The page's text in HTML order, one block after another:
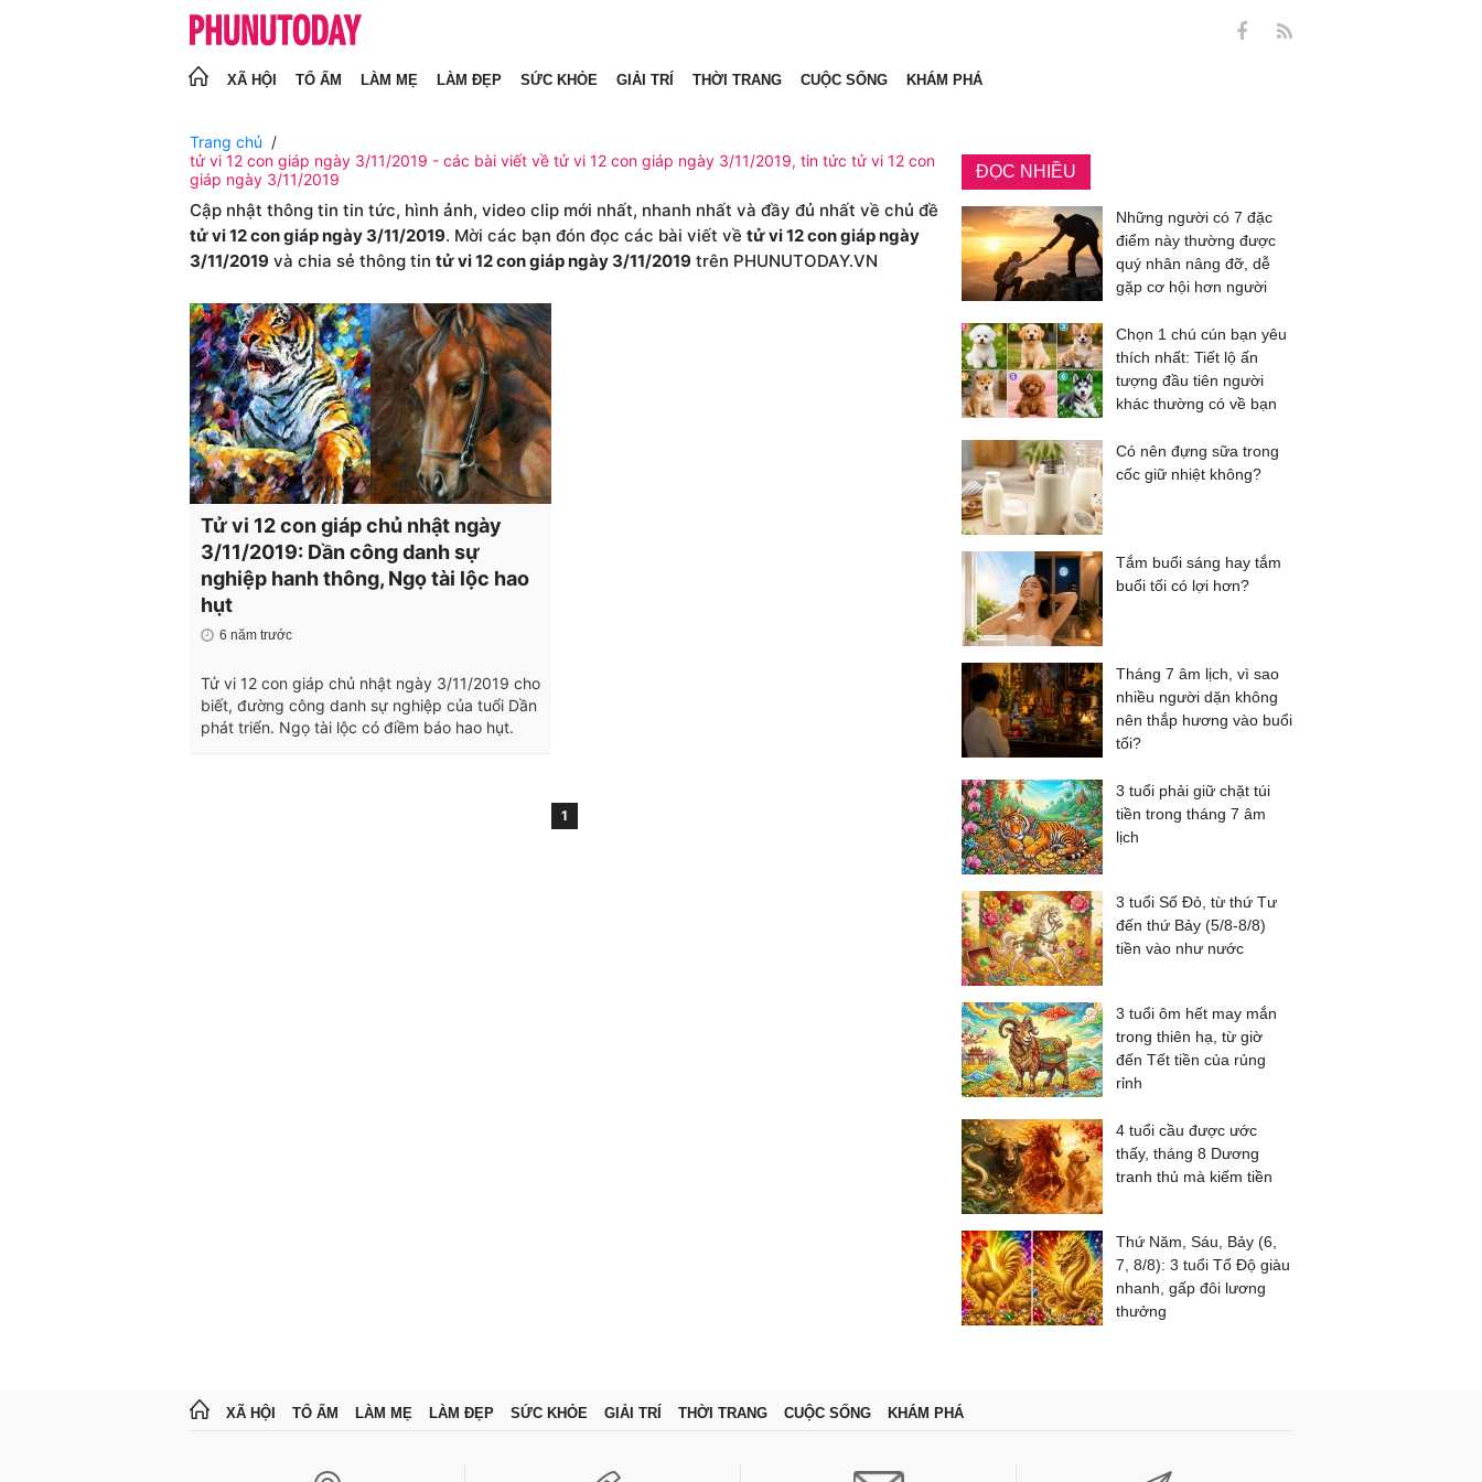
XÃ HỘI TỔ ẤM LÀM MẸ LÀM ĐẸP SỨC KHỎE GIẢI TRÍ THỜI TRANG CUỘC SỐNG KHÁM PHÁ
Trang chủ
tử vi 12 con giáp ngày 3/11/2019 - các bài viết về tử vi 12 con giáp ngày 3/11/2019, tin tức tử vi 12 con
giáp ngày 3/11/2019
Cập nhật thông tin tin tức, hình ảnh, video clip mới nhất, nhanh nhất và đầy đủ nhất về chủ đề
tử vi 12 con giáp ngày 3/11/2019. Mời các bạn đón đọc các bài viết về tử vi 12 con giáp ngày
3/11/2019 và chia sẻ thông tin tử vi 12 con giáp ngày 3/11/2019 trên PHUNUTODAY.VN
Tử vi 12 con giáp chủ nhật ngày
3/11/2019: Dần công danh sự
nghiệp hanh thông, Ngọ tài lộc hao
hụt
6 năm trước
Tử vi 12 con giáp chủ nhật ngày 3/11/2019 cho
biết, đường công danh sự nghiệp của tuổi Dần
phát triển. Ngọ tài lộc có điềm báo hao hụt.
1
ĐỌC NHIỀU
Những người có 7 đặc
điểm này thường được
quý nhân nâng đỡ, dễ
gặp cơ hội hơn người
Chọn 1 chú cún bạn yêu
thích nhất: Tiết lộ ấn
tượng đầu tiên người
khác thường có về bạn
Có nên đựng sữa trong
cốc giữ nhiệt không?
Tắm buổi sáng hay tắm
buổi tối có lợi hơn?
Tháng 7 âm lịch, vì sao
nhiều người dặn không
nên thắp hương vào buổi
tối?
3 tuổi phải giữ chặt túi
tiền trong tháng 7 âm
lịch
3 tuổi Số Đỏ, từ thứ Tư
đến thứ Bảy (5/8-8/8)
tiền vào như nước
3 tuổi ôm hết may mắn
trong thiên hạ, từ giờ
đến Tết tiền của rủng
rỉnh
4 tuổi cầu được ước
thấy, tháng 8 Dương
tranh thủ mà kiếm tiền
Thứ Năm, Sáu, Bảy (6,
7, 8/8): 3 tuổi Tổ Độ giàu
nhanh, gấp đôi lương
thưởng
XÃ HỘI TỔ ẤM LÀM MẸ LÀM ĐẸP SỨC KHỎE GIẢI TRÍ THỜI TRANG CUỘC SỐNG KHÁM PHÁ